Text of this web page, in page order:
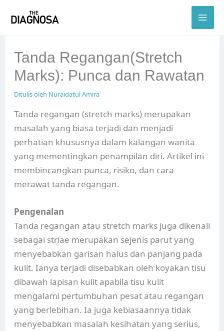
Tanda Regangan(Stretch
Marks): Punca dan Rawatan
Ditulis oleh Nuraidatul Amira
Tanda regangan (stretch marks) merupakan
masalah yang biasa terjadi dan menjadi
perhatian khususnya dalam kalangan wanita
yang mementingkan penampilan diri. Artikel ini
membincangkan punca, risiko, dan cara
merawat tanda regangan.
Pengenalan
Tanda regangan atau stretch marks juga dikenali
sebagai striae merupakan sejenis parut yang
menyebabkan garisan halus dan panjang pada
kulit. Ianya terjadi disebabkan oleh koyakan tisu
dibawah lapisan kulit apabila tisu kulit
mengalami pertumbuhan pesat atau regangan
yang berlebihan. Ia juga kebiasaannya tidak
menyebabkan masalah kesihatan yang serius,